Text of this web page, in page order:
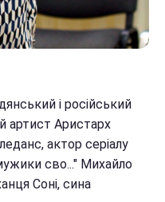
і російський
артист Аристарх
актор серіалу
сво..." Михайло
Соні, сина